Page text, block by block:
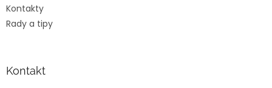
Kontakty
Rady a tipy
Kontakt